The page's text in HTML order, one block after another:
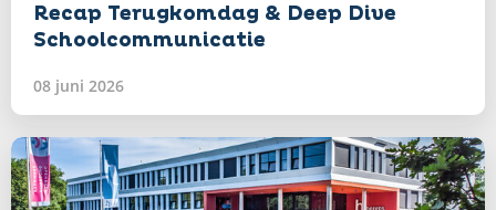
Recap Terugkomdag & Deep Dive
Schoolcommunicatie
08 juni 2026
Lees
verder